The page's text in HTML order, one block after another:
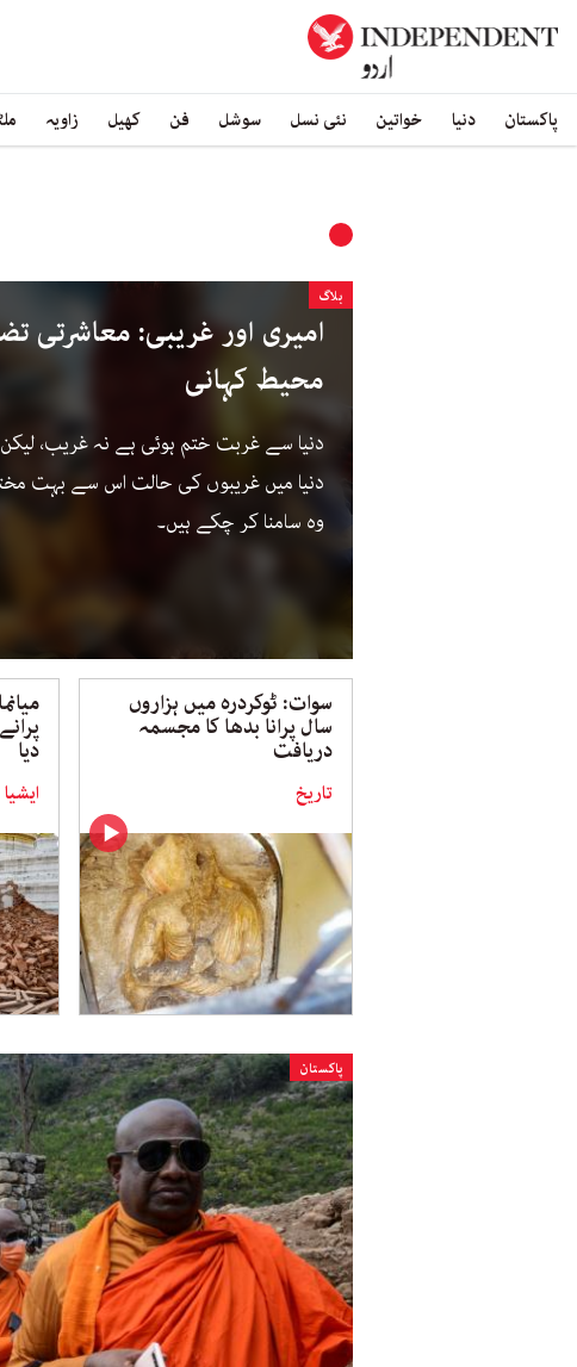
پاکستان دنیا خواتین نئی نسل سوشل فن کھیل زاویہ
بلاگ
امیری اور غریبی: معاشرتی
محیط کہانی
دنیا سے غربت ختم ہوئی ہے نہ غریب،
دنیا میں غریبوں کی حالت اس سے بہت
وہ سامنا کر چکے ہیں۔
سوات: ٹوکردرہ میں ہزاروں
سال پرانا بدھا کا مجسمہ
دریافت
تاریخ
دیا
ایشیا
پاکستان